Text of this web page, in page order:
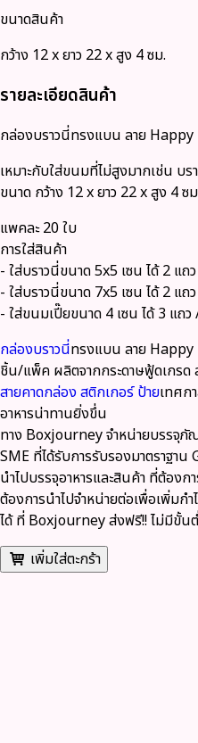
ขนาดสินค้า
กว้าง 12 x ยาว 22 x สูง 4 ซม.
รายละเอียดสินค้า
กล่องบราวนี่ทรงแบน ลาย
เหมาะกับใส่ขนมที่ไม่สูงมากเช่น บร
ขนาด กว้าง 12 x ยาว 22 x สูง 4 ซ
แพคละ 20 ใบ
การใส่สินค้า
- ใส่บราวนี่ขนาด 5x5 เซน ได้ 2 แ
- ใส่บราวนี่ขนาด 7x5 เซน ได้ 2 แ
- ใส่ขนมเปี๊ยขนาด 4 เซน ได้ 3 แถ
กล่องบราวนี่ทรงแบน ลาย
ชิ้น/แพ็ค ผลิตจากกระดาษฟู้ดเกรด
สายคาดกล่องสติกเกอร์ ป้ายเทศก
อาหารน่าทานยิ่งขึ่น
ทาง Boxjourneyจำหน่ายบรรจุภั
SME ที่ได้รับการรับรองมาตราฐาน
นำไปบรรจุอาหารและสินค้า ที่ต้อง
ต้องการนำไปจำหน่ายต่อเพื่อเพิ่มก
ได้ ที่ Boxjourneyส่งฟรี!!ไม่มีขั้น
เพิ่มใส่ตะกร้า